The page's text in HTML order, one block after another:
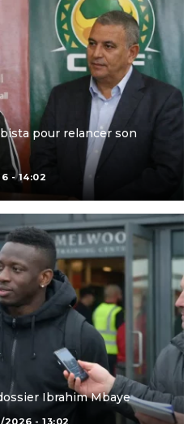
pour relancer son
- 14:02
Ibrahim Mbaye
2026 - 13:02